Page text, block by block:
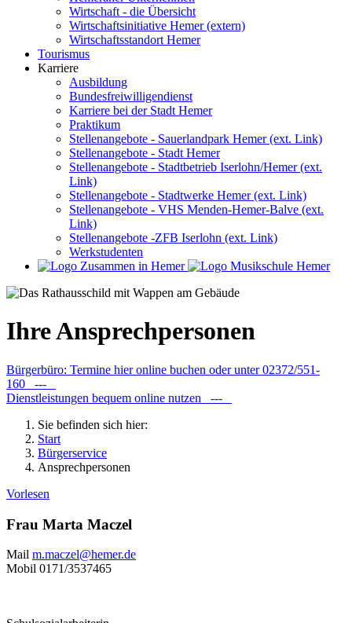
Wirtschaft - die Übersicht
Wirtschaftsinitiative Hemer (extern)
Wirtschaftsstandort Hemer
Tourismus
Karriere
Ausbildung
Bundesfreiwilligendienst
Karriere bei der Stadt Hemer
Praktikum
Stellenangebote - Sauerlandpark Hemer (ext. Link)
Stellenangebote - Stadt Hemer
Stellenangebote - Stadtbetrieb Iserlohn/Hemer (ext.
Link)
Stellenangebote - Stadtwerke Hemer (ext. Link)
Stellenangebote - VHS Menden-Hemer-Balve (ext.
Link)
Stellenangebote -ZFB Iserlohn (ext. Link)
Werkstudenten
Ihre Ansprechpersonen
Bürgerbüro: Termine hier online buchen oder unter 02372/551-
160 ---
Dienstleistungen bequem online nutzen ---
Sie befinden sich hier:
Start
Bürgerservice
Ansprechpersonen
Vorlesen
Frau Marta Maczel
Mail m.maczel@​hemer.de
Mobil 0171/3537465